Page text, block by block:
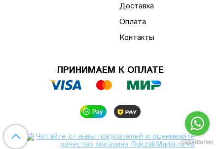
Доставка
Оплата
Контакты
ПРИНИМАЕМ К ОПЛАТЕ